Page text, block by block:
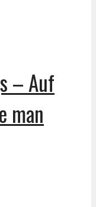
– Auf
man